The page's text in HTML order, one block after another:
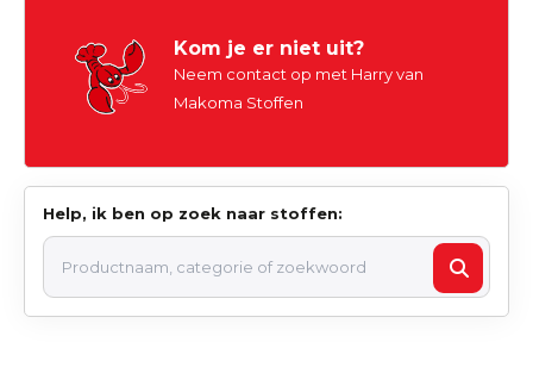
Kom je er niet uit?
Neem contact op met Harry van
Makoma Stoffen
Help, ik ben op zoek naar stoffen: